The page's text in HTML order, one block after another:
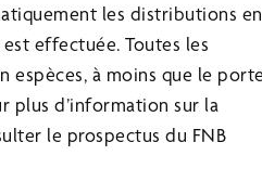
les distributions en
effectuée. Toutes les
espèces, à moins que le
plus d’information sur la
le prospectus du FNB